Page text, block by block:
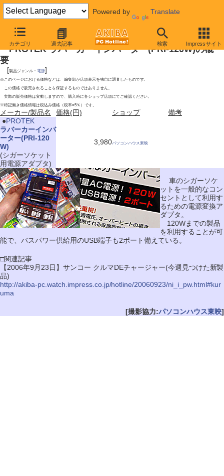
Powered by Translate
カテゴリ 過去記事 検索 Impressサイト
2009年5月23日号
PROTEK ラバーカーインバーター(PRI-120W)の概
要
[製品ジャンル： 電源]
※このページにおける価格などは、編集部が店頭表示を独自に調査したものです。
この価格で販売されることを保証するものではありません。
実際の販売価格は変動しますので、購入時に各ショップ店頭にてご確認ください。
※特記無き価格情報は税込み価格（税率=5％）です。
メーカー/製品名 価格(円) ショップ
備考
●PROTEK
ラバーカーインバ
ーター(PRI-120
W)
(シガーソケット
用電源アダプタ)
3,980パソコンハウス東映
車のシガーソケ
ットを一般的なコン
セントとして利用す
るための電源変換ア
ダプタ。
120Wまでの製品
を利用することが可
能で、バスパワー供給用のUSB端子も2ポート備えている。
□関連記事
【2006年9月23日】サンコー クルマDEチャージャー(今週見つけた新製
品)
http://akiba-pc.watch.impress.co.jp/hotline/20060923/ni_i_pw.html#kur
uma
[撮影協力:パソコンハウス東映]